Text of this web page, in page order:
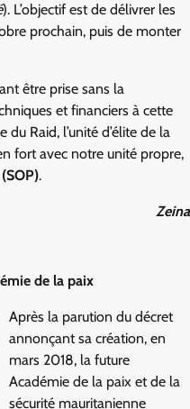
). L’objectif est de délivrer les
prochain, puis de monter
être prise sans la
et financiers à cette
Raid, l’unité d’élite de la
fort avec notre unité propre,
(SOP).
Zeina
de la paix
Après la parution du décret
annonçant sa création, en
mars 2018, la future
Académie de la paix et de la
sécurité mauritanienne